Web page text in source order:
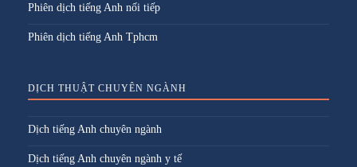
Phiên dịch tiếng Anh nối tiếp
Phiên dịch tiếng Anh Tphcm
DỊCH THUẬT CHUYÊN NGÀNH
Dịch tiếng Anh chuyên ngành
Dịch tiếng Anh chuyên ngành y tế